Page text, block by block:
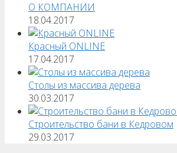
О КОМПАНИИ
18.04.2017
Красный ONLINE
17.04.2017
Столы из массива дерева
30.03.2017
Строительство бани в Кедровом
29.03.2017